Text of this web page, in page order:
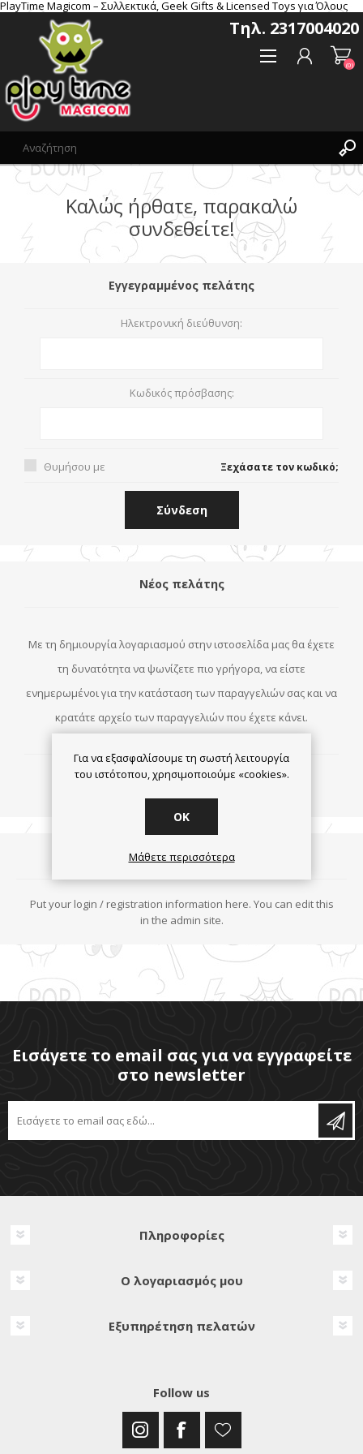
PlayTime Magicom – Συλλεκτικά, Geek Gifts & Licensed Toys για Όλους
Τηλ. 2317004020
Δημιoυργία λογαριασμού
Αγαπημένα
(0)
Καλώς ήρθατε, παρακαλώ
συνδεθείτε!
Εγγεγραμμένος πελάτης
Ηλεκτρονική διεύθυνση:
Κωδικός πρόσβασης:
Θυμήσου με Ξεχάσατε τον κωδικό;
Νέος πελάτης
Με τη δημιουργία λογαριασμού στην ιστοσελίδα μας θα έχετε
τη δυνατότητα να ψωνίζετε πιο γρήγορα, να είστε
ενημερωμένοι για την κατάσταση των παραγγελιών σας και να
κρατάτε αρχείο των παραγγελιών που έχετε κάνει.
About login / registration
Put your login / registration information here. You can edit this
in the admin site.
Εισάγετε το email σας για να εγγραφείτε
στο newsletter
Πληροφορίες
Ο λογαριασμός μου
Εξυπηρέτηση πελατών
Follow us
Για να εξασφαλίσουμε τη σωστή λειτουργία
του ιστότοπου, χρησιμοποιούμε «cookies».
OK
Μάθετε περισσότερα